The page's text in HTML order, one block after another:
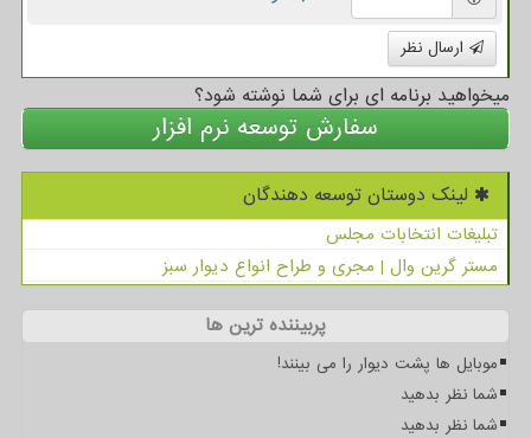
ارسال نظر
میخواهید برنامه ای برای شما نوشته شود؟
سفارش توسعه نرم افزار
لینک دوستان توسعه دهندگان
تبلیغات انتخابات مجلس
مستر گرین وال | مجری و طراح انواع دیوار سبز
پربیننده ترین ها
موبایل ها پشت دیوار را می بینند!
شما نظر بدهید
شما نظر بدهید